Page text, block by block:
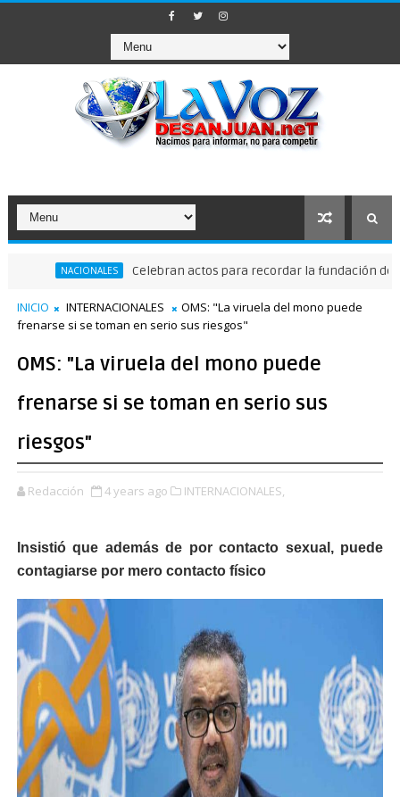
NACIONALES Celebran actos para recordar la fundación de Santo
INICIO INTERNACIONALES
OMS: "La viruela del mono puede
frenarse si se toman en serio sus riesgos"
OMS: "La viruela del mono puede
frenarse si se toman en serio sus
riesgos"
Redacción 4 years ago INTERNACIONALES,
Insistió que además de por contacto sexual, puede
contagiarse por mero contacto físico